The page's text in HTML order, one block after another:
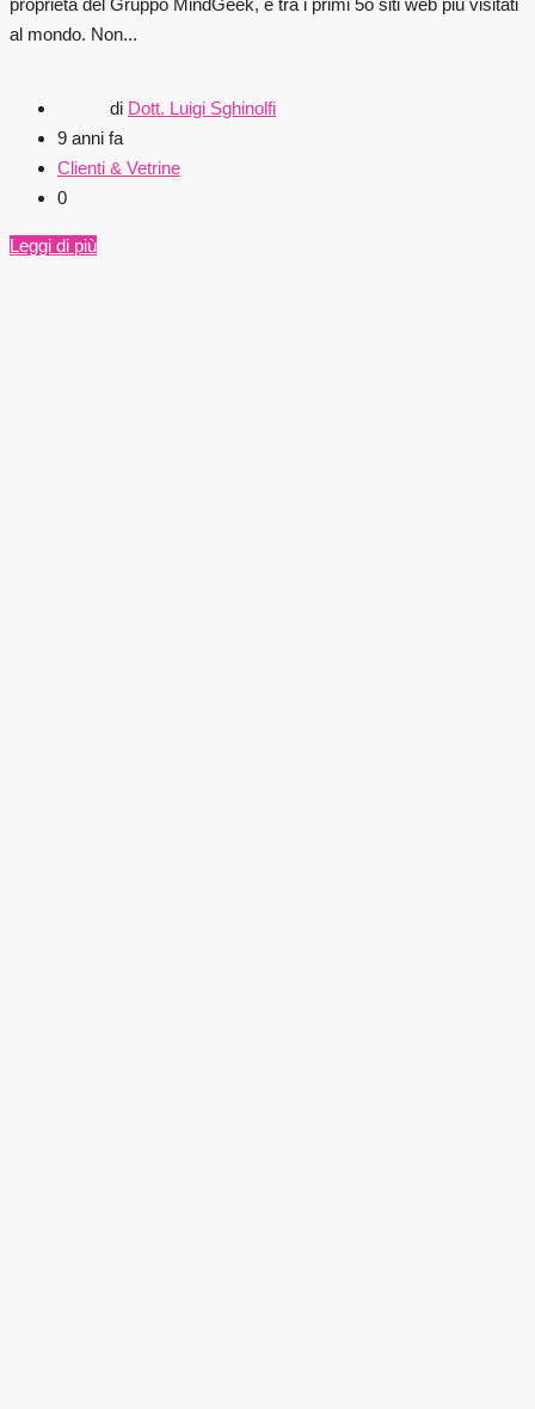
proprietà del Gruppo MindGeek, è tra i primi 5o siti web più visitati
al mondo. Non...
di Dott. Luigi Sghinolfi
9 anni fa
Clienti & Vetrine
0
Leggi di più